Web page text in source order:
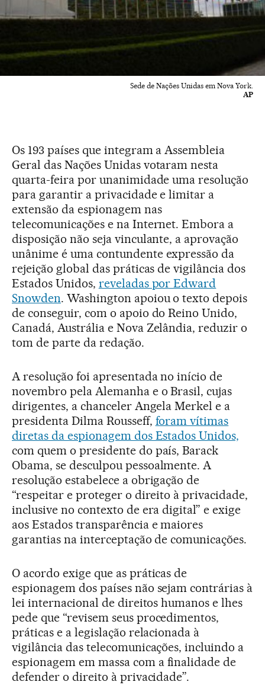
Sede de Nações Unidas em Nova York.
AP
Os 193 países que integram a Assembleia
Geral das Nações Unidas votaram nesta
quarta-feira por unanimidade uma resolução
para garantir a privacidade e limitar a
extensão da espionagem nas
telecomunicações e na Internet. Embora a
disposição não seja vinculante, a aprovação
unânime é uma contundente expressão da
rejeição global das práticas de vigilância dos
Estados Unidos, reveladas por Edward
Snowden. Washington apoiou o texto depois
de conseguir, com o apoio do Reino Unido,
Canadá, Austrália e Nova Zelândia, reduzir o
tom de parte da redação.
A resolução foi apresentada no início de
novembro pela Alemanha e o Brasil, cujas
dirigentes, a chanceler Angela Merkel e a
presidenta Dilma Rousseff, foram vítimas
diretas da espionagem dos Estados Unidos,
com quem o presidente do país, Barack
Obama, se desculpou pessoalmente. A
resolução estabelece a obrigação de
“respeitar e proteger o direito à privacidade,
inclusive no contexto de era digital” e exige
aos Estados transparência e maiores
garantias na interceptação de comunicações.
O acordo exige que as práticas de
espionagem dos países não sejam contrárias à
lei internacional de direitos humanos e lhes
pede que “revisem seus procedimentos,
práticas e a legislação relacionada à
vigilância das telecomunicações, incluindo a
espionagem em massa com a finalidade de
defender o direito à privacidade”.